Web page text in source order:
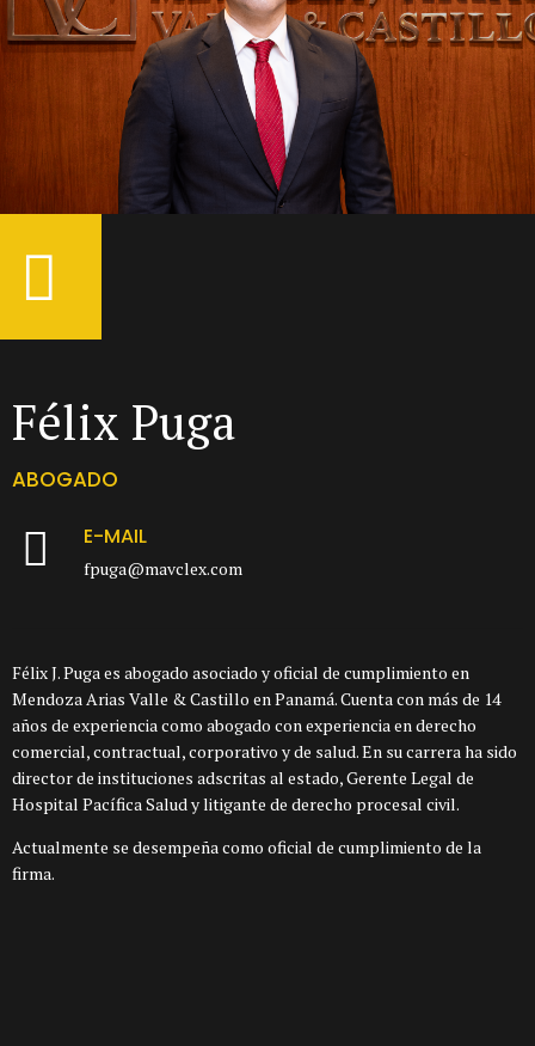
Félix Puga
ABOGADO
E-MAIL
fpuga@mavclex.com
Félix J. Puga es abogado asociado y oficial de cumplimiento en
Mendoza Arias Valle & Castillo en Panamá. Cuenta con más de 14
años de experiencia como abogado con experiencia en derecho
comercial, contractual, corporativo y de salud. En su carrera ha sido
director de instituciones adscritas al estado, Gerente Legal de
Hospital Pacífica Salud y litigante de derecho procesal civil.
Actualmente se desempeña como oficial de cumplimiento de la
firma.